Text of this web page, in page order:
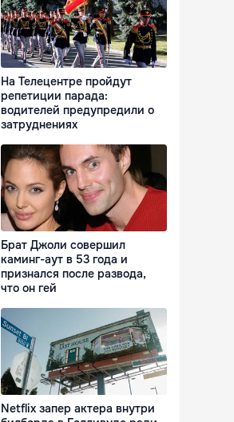
На Телецентре пройдут
репетиции парада:
водителей предупредили о
затруднениях
Брат Джоли совершил
каминг-аут в 53 года и
признался после развода,
что он гей
Netflix запер актера внутри